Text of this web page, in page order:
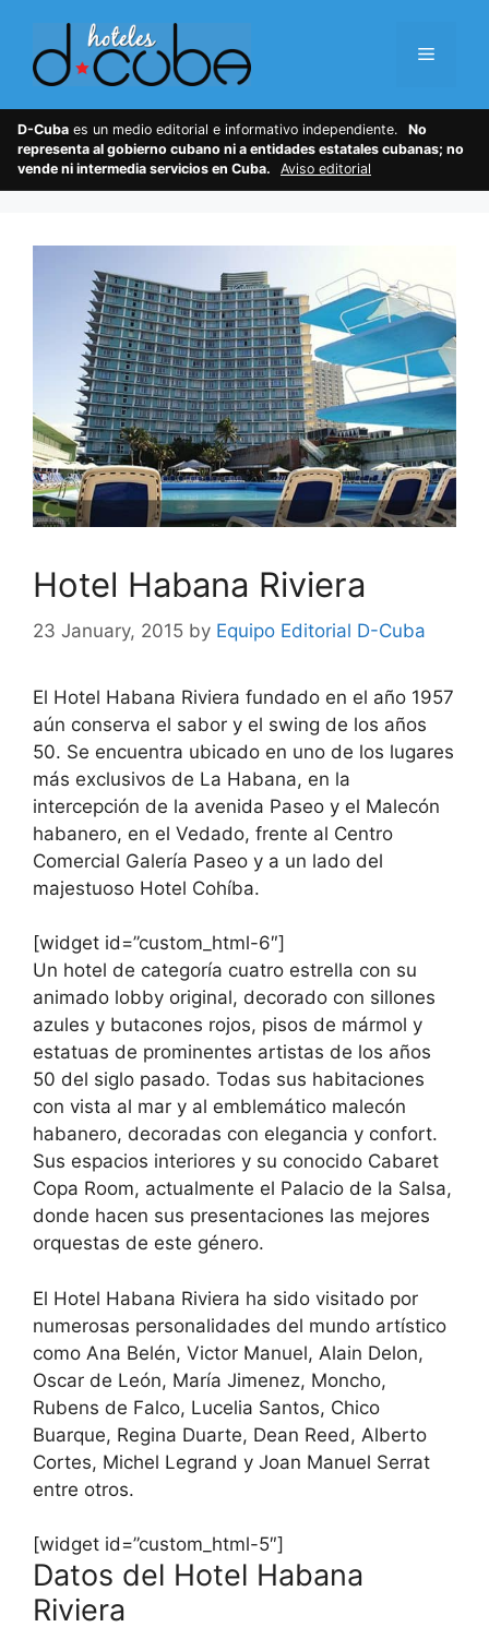
content
Menu
D-Cuba es un medio editorial e informativo independiente.
No
representa al gobierno cubano ni a entidades estatales cubanas; no
vende ni intermedia servicios en Cuba.
Aviso editorial
Hotel Habana Riviera
23 January, 2015 by Equipo Editorial D-Cuba
El Hotel Habana Riviera fundado en el año 1957
aún conserva el sabor y el swing de los años
50. Se encuentra ubicado en uno de los lugares
más exclusivos de La Habana, en la
intercepción de la avenida Paseo y el Malecón
habanero, en el Vedado, frente al Centro
Comercial Galería Paseo y a un lado del
majestuoso Hotel Cohíba.
[widget id=”custom_html-6″]
Un hotel de categoría cuatro estrella con su
animado lobby original, decorado con sillones
azules y butacones rojos, pisos de mármol y
estatuas de prominentes artistas de los años
50 del siglo pasado. Todas sus habitaciones
con vista al mar y al emblemático malecón
habanero, decoradas con elegancia y confort.
Sus espacios interiores y su conocido Cabaret
Copa Room, actualmente el Palacio de la Salsa,
donde hacen sus presentaciones las mejores
orquestas de este género.
El Hotel Habana Riviera ha sido visitado por
numerosas personalidades del mundo artístico
como Ana Belén, Victor Manuel, Alain Delon,
Oscar de León, María Jimenez, Moncho,
Rubens de Falco, Lucelia Santos, Chico
Buarque, Regina Duarte, Dean Reed, Alberto
Cortes, Michel Legrand y Joan Manuel Serrat
entre otros.
[widget id=”custom_html-5″]
Datos del Hotel Habana
Riviera